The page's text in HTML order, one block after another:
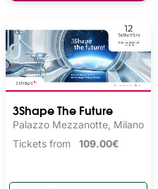
3Shape The Future
Palazzo Mezzanotte, Milano
Tickets from 109.00€